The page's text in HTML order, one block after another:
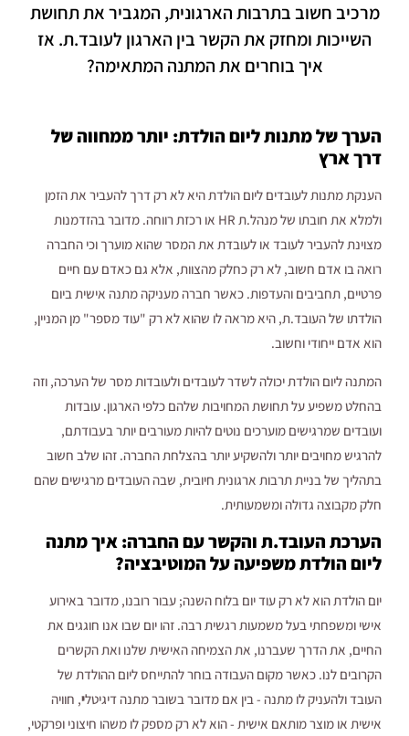
מרכיב חשוב בתרבות הארגונית, המגביר את תחושת
השייכות ומחזק את הקשר בין הארגון לעובד.ת. אז
איך בוחרים את המתנה המתאימה?
הערך של מתנות ליום הולדת: יותר ממחווה של
דרך ארץ
הענקת מתנות לעובדים ליום הולדת היא לא רק דרך להעביר את הזמן
ולמלא את חובתו של מנהל.ת HR או רכזת רווחה. מדובר בהזדמנות
מצוינת להעביר לעובד או לעובדת את המסר שהוא מוערך וכי החברה
רואה בו אדם חשוב, לא רק כחלק מהצוות, אלא גם כאדם עם חיים
פרטיים, תחביבים והעדפות. כאשר חברה מעניקה מתנה אישית ביום
הולדתו של העובד.ת, היא מראה לו שהוא לא רק "עוד מספר" מן המניין,
הוא אדם ייחודי וחשוב.
המתנה ליום הולדת יכולה לשדר לעובדים ולעובדות מסר של הערכה, וזה
בהחלט משפיע על תחושת המחויבות שלהם כלפי הארגון. עובדות
ועובדים שמרגישים מוערכים נוטים להיות מעורבים יותר בעבודתם,
להרגיש מחויבים יותר ולהשקיע יותר בהצלחת החברה. זהו שלב חשוב
בתהליך של בניית תרבות ארגונית חיובית, שבה העובדים מרגישים שהם
חלק מקבוצה גדולה ומשמעותית.
הערכת העובד.ת והקשר עם החברה: איך מתנה
ליום הולדת משפיעה על המוטיבציה?
יום הולדת הוא לא רק עוד יום בלוח השנה; עבור רובנו, מדובר באירוע
אישי ומשפחתי בעל משמעות רגשית רבה. זהו יום שבו אנו חוגגים את
החיים, את הדרך שעברנו, את הצמיחה האישית שלנו ואת הקשרים
הקרובים לנו. כאשר מקום העבודה בוחר להתייחס ליום ההולדת של
העובד ולהעניק לו מתנה - בין אם מדובר בשובר מתנה דיגיטלי, חוויה
אישית או מוצר מותאם אישית - הוא לא רק מספק לו משהו חיצוני ופרקטי,